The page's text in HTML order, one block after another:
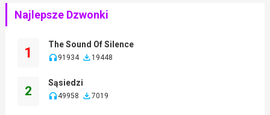
Najlepsze Dzwonki
1
The Sound Of Silence
91934 19448
2
Sąsiedzi
49958 7019